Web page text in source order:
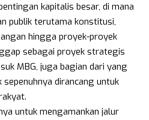
kapitalis besar, di mana
publik terutama konstitusi,
hingga proyek-proyek
sebagai proyek strategis
MBG, juga bagian dari yang
dirancang untuk
untuk mengamankan jalur